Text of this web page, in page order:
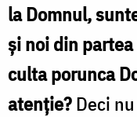
la Domnul,
și noi din
culta porunca
atenție?Deci